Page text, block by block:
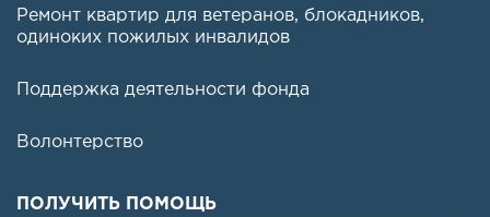
Ремонт квартир для ветеранов, блокадников,
одиноких пожилых инвалидов
Поддержка деятельности фонда
Волонтерство
ПОЛУЧИТЬ ПОМОЩЬ